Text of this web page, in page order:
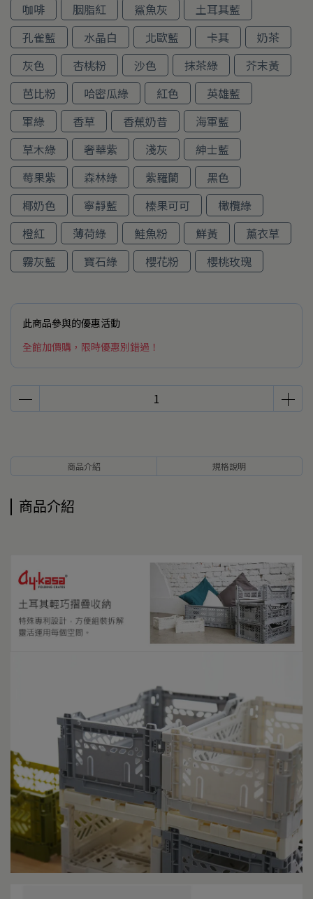
咖啡
胭脂紅 鯊魚灰
土耳其藍
孔雀藍
水晶白 北歐藍 卡其
奶茶
灰色
杏桃粉 沙色 抹茶綠
芥末黃
芭比粉
哈密瓜綠 紅色
英雄藍
軍綠
香草 香蕉奶昔
海軍藍
草木綠
奢華紫 淺灰
紳士藍
莓果紫
森林綠 紫羅蘭
黑色
椰奶色
寧靜藍 榛果可可
橄欖綠
橙紅
薄荷綠 鮭魚粉 鮮黃
薰衣草
霧灰藍
寶石綠 櫻花粉 櫻桃玫瑰
此商品參與的優惠活動
全館加價購，限時優惠別錯過！
商品介紹 規格說明
商品介紹